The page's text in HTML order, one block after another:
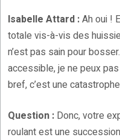
Isabelle Attard :Ah oui !
totale vis-à-vis des
n’est pas sain pour
accessible, je ne peux
bref, c’est une
Question : Donc, votre
roulant est une